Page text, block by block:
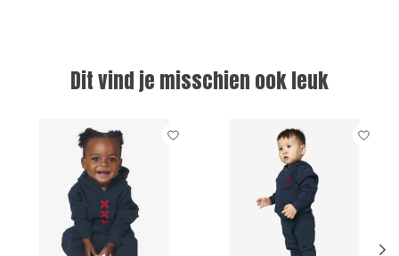
Dit vind je misschien ook leuk
Items van productcarrousel